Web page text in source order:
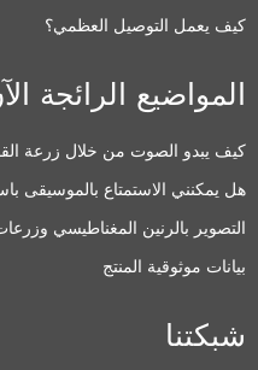
يعمل التوصيل العظمي؟
الرائجة الآن
يبدو الصوت من خلال زرعة
يمكنني الاستمتاع بالموسيقى
بالرنين المغناطيسي وزرعات
موثوقية المنتج